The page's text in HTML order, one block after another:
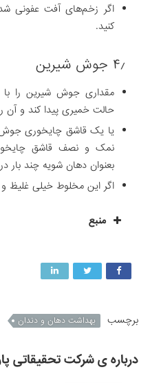
اگر زخم‌های آفت عفونی
کنید.
۴٫ جوش شیرین
مقداری جوش شیرین را
حالت خمیری پیدا کند و آن
یا یک قاشق چایخوری
نمک و نصف قاشق
بعنوان دهان شویه چند بار
اگر این مخلوط خیلی غلیظ
منبع
برچسب بهداشت دهان و دندان
درباره ی شرکت تحقیقاتی